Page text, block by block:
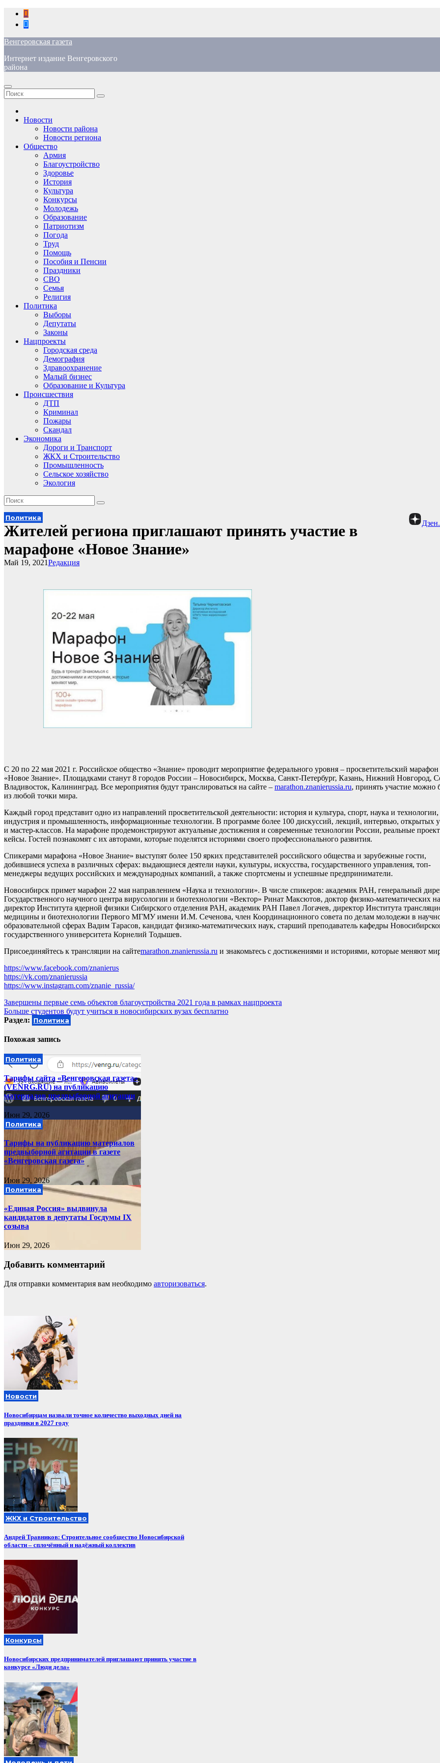
Перейти
содержимому
Венгеровская газета
Интернет издание Венгеровского
района
Новости
Новости района
Новости региона
Общество
Армия
Благоустройство
Здоровье
История
Культура
Конкурсы
Молодежь
Образование
Патриотизм
Погода
Труд
Помощь
Пособия и Пенсии
Праздники
СВО
Семья
Религия
Политика
Выборы
Депутаты
Законы
Нацпроекты
Городская среда
Демография
Здравоохранение
Малый бизнес
Образование и Культура
Происшествия
ДТП
Криминал
Пожары
Скандал
Экономика
Дороги и Транспорт
ЖКХ и Строительство
Промышленность
Сельское хозяйство
Экология
Политика
Жителей региона приглашают принять участие в
марафоне «Новое Знание»
Редакция
Май 19, 2021
С 20 по 22 мая 2021 г. Российское общество «Знание» проводит мероприятие федерального уровня – просветительский марафон
«Новое Знание». Площадками станут 8 городов России – Новосибирск, Москва, Санкт-Петербург, Казань, Нижний Новгород,
Владивосток, Калининград. Все мероприятия будут транслироваться на сайте – marathon.znanierussia.ru, принять участие можно
из любой точки мира.
Каждый город представит одно из направлений просветительской деятельности: история и культура, спорт, наука и технологии,
индустрия и промышленность, информационные технологии. В программе более 100 дискуссий, лекций, интервью, открытых
и мастер-классов. На марафоне продемонстрируют актуальные достижения и современные технологии России, реальные
кейсы. Гостей познакомят с их авторами, которые поделятся историями своего профессионального развития.
Спикерами марафона «Новое Знание» выступят более 150 ярких представителей российского общества и зарубежные гости,
добившиеся успеха в различных сферах: выдающиеся деятели науки, культуры, искусства, государственного управления, топ-
менеджеры ведущих российских и международных компаний, а также спортсмены и успешные предприниматели.
Новосибирск примет марафон 22 мая направлением «Наука и технологии». В числе спикеров: академик РАН, генеральный
Государственного научного центра вирусологии и биотехнологии «Вектор» Ринат Максютов, доктор физико-математических
директор Института ядерной физики Сибирского отделения РАН, академик РАН Павел Логачев, директор Института
медицины и биотехнологии Первого МГМУ имени И.М. Сеченова, член Координационного совета по делам молодежи в
образовательной сферах Вадим Тарасов, кандидат физико-математических наук, старший преподаватель кафедры
государственного университета Корнелий Тодышев.
Присоединяйтесь к трансляции на сайтеmarathon.znanierussia.ru и знакомьтесь с достижениями и историями, которые меняют
https://www.facebook.com/znanierus
https://vk.com/znanierussia
https://www.instagram.com/znanie_russia/
Навигация
по
Завершены первые семь объектов благоустройства 2021 года в рамках нацпроекта
Больше студентов будут учиться в новосибирских вузах бесплатно
Раздел: Политика
Похожая запись
Политика
Тарифы сайта «Венгеровская газета»
(VENRG.RU) на публикацию
материалов предвыборной агитации
Июн 29, 2026
Политика
Тарифы на публикацию материалов
предвыборной агитации в газете
«Венгеровская газета»
Июн 29, 2026
Политика
«Единая Россия» выдвинула
кандидатов в депутаты Госдумы IX
созыва
Июн 29, 2026
Добавить комментарий
Для отправки комментария вам необходимо авторизоваться.
Новости
Новосибирцам назвали точное количество выходных дней на
праздники в 2027 году
ЖКХ и Строительство
Андрей Травников: Строительное сообщество Новосибирской
области – сплочённый и надёжный коллектив
Конкурсы
Новосибирских предпринимателей приглашают принять участие в
конкурсе «Люди дела»